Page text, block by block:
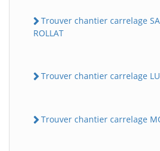
Trouver chantier carrelage
ROLLAT
Trouver chantier carrelage
Trouver chantier carrelage